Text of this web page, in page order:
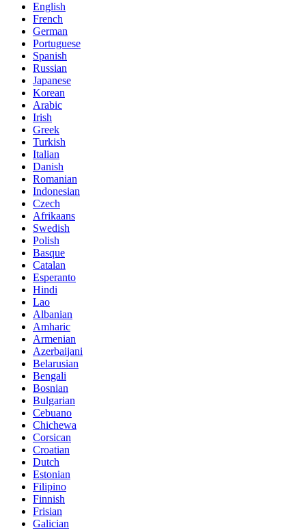
English
French
German
Portuguese
Spanish
Russian
Japanese
Korean
Arabic
Irish
Greek
Turkish
Italian
Danish
Romanian
Indonesian
Czech
Afrikaans
Swedish
Polish
Basque
Catalan
Esperanto
Hindi
Lao
Albanian
Amharic
Armenian
Azerbaijani
Belarusian
Bengali
Bosnian
Bulgarian
Cebuano
Chichewa
Corsican
Croatian
Dutch
Estonian
Filipino
Finnish
Frisian
Galician